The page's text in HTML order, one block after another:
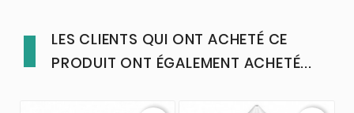
LES CLIENTS QUI ONT ACHETÉ CE
PRODUIT ONT ÉGALEMENT ACHETÉ...